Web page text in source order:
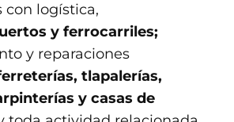
con logística,
y ferrocarriles;
y reparaciones
tlapalerías,
y casas de